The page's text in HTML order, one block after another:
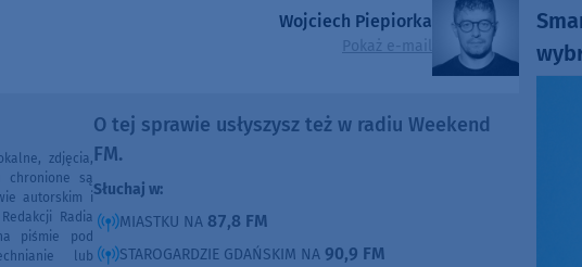
Wojciech Piepiorka
Pokaż e-mail
O tej sprawie usłyszysz też w radiu Weekend
FM.
Słuchaj w:
MIASTKU NA 87,8 FM
STAROGARDZIE GDAŃSKIM NA 90,9 FM
zdjęcia,
chronione są
autorskim i
Radia
piśmie pod
lub